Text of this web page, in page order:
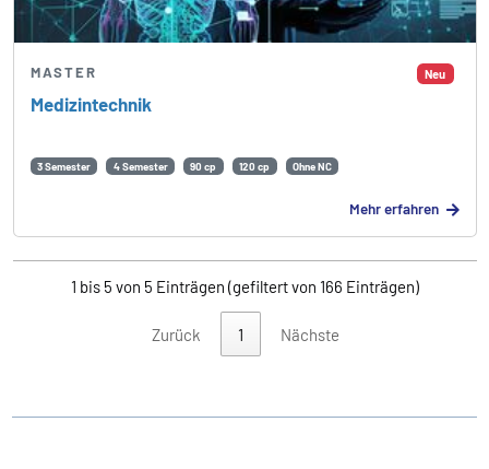
Medizintechnik
MASTER Neu
3 Semester 4 Semester 90 cp 120 cp Ohne NC
Mehr erfahren
1 bis 5 von 5 Einträgen (gefiltert von 166 Einträgen)
Zurück 1 Nächste